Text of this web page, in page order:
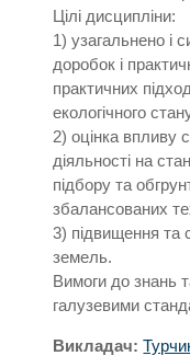
Цілі дисципліни:
1) узагальнено і
доробок і
практичних
екологічного
2) оцінка впливу
діяльності на
підбору та
збалансованих
3) підвищення та
земель.
Вимоги до знань
галузевими
Викладач: